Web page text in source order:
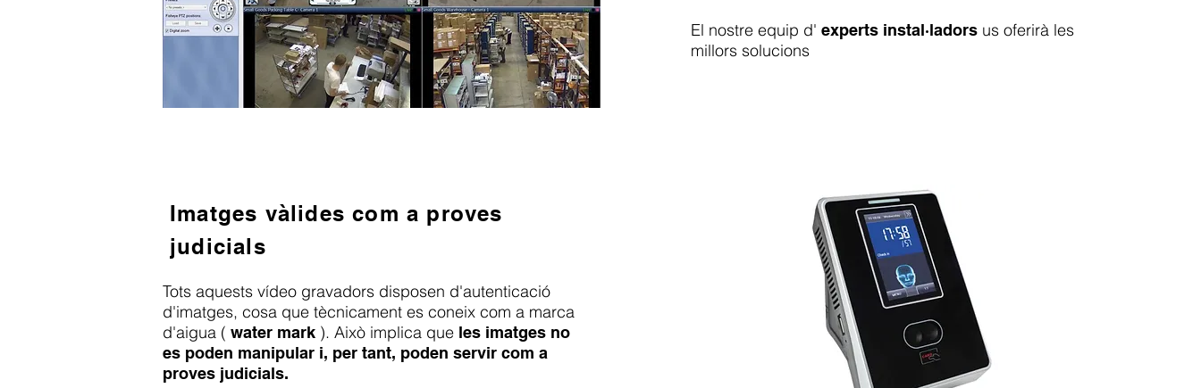
El nostre equip d' experts instal·ladors us oferirà les
millors solucions
Imatges vàlides com a proves
judicials
Tots aquests vídeo gravadors disposen d'autenticació
d'imatges, cosa que tècnicament es coneix com a marca
d'aigua ( water mark ). Això implica que les imatges no
es poden manipular i, per tant, poden servir com a
proves judicials.